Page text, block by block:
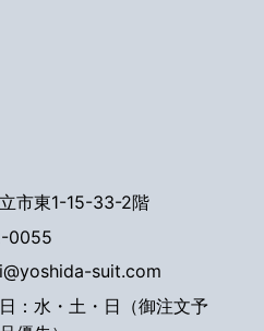
市東1-15-33-2階
0055
suit.com
：水・土・日（御注文予